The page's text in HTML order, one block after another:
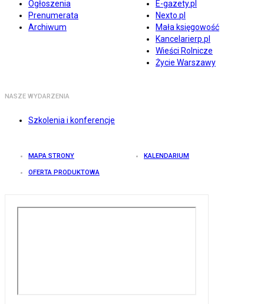
Ogłoszenia
Prenumerata
Archiwum
E-gazety.pl
Nexto.pl
Mała księgowość
Kancelarierp.pl
Wieści Rolnicze
Życie Warszawy
NASZE WYDARZENIA
Szkolenia i konferencje
MAPA STRONY KALENDARIUM
OFERTA PRODUKTOWA